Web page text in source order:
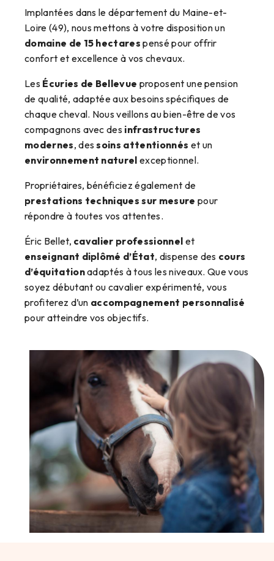
Implantées dans le département du Maine-et-
Loire (49), nous mettons à votre disposition un
domaine de 15 hectarespensé pour offrir
confort et excellence à vos chevaux.
Les Écuries de Bellevue proposent une pension
de qualité, adaptée aux besoins spécifiques de
chaque cheval. Nous veillons au bien-être de vos
compagnons avec des infrastructures
modernes, dessoins attentionnés et un
environnement naturelexceptionnel.
Propriétaires, bénéficiez également de
prestations techniques sur mesure pour
répondre à toutes vos attentes.
Éric Bellet, cavalier professionnel et
enseignant diplômé d’État, dispense des cours
d’équitationadaptés à tous les niveaux. Que vous
soyez débutant ou cavalier expérimenté, vous
profiterez d’un accompagnement personnalisé
pour atteindre vos objectifs.